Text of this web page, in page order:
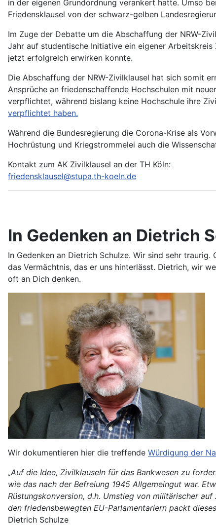
in der eigenen Grundordnung verankert hatte. Umso
Friedensklausel von der schwarz-gelben
Im Zuge der Debatte um die Abschaffung der NRW-
Jahr auf studentische Initiative ein eigener
jetzt erfolgreich erwirken konnte.
Die Abschaffung der NRW-Zivilklausel hat sich somit
Ansprüche an friedenschaffende Hochschulen mit
verpflichtet, während bislang keine Hochschule ihre
verpflichtet haben.
Während die Bundesregierung die Corona-Krise als
Hochrüstung und Kriegstrommelei auch die
Kontakt zum AK Zivilklausel an der TH Köln:
friedensklausel@stupa.th-koeln.de
In Gedenken an Dietrich
In Gedenken an Dietrich Schulze. Wir sind sehr
das Vermächtnis, das er uns hinterlässt. Dietrich, wir
oft an Dich denken.
Wir dokumentieren hier die treffende Würdigung der
„Auf die Idee, Zivilklauseln für das Bankwesen zu
wie das nach der Befreiung 1945 Allgemeingut war.
Rüstungskonversion, d.h. Umstieg von militärischer
den friedensbewegten EU-Parlamentariern packt
Dietrich Schulze